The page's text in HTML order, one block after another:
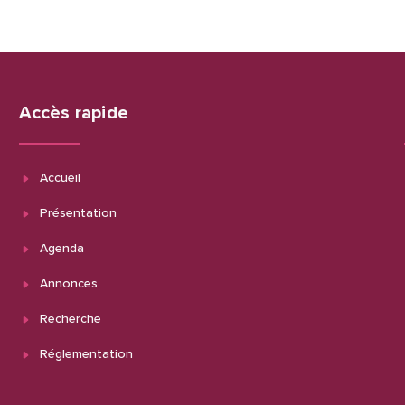
Accès rapide
Accueil
Présentation
Agenda
Annonces
Recherche
Réglementation